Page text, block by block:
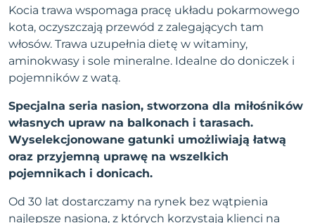
Kocia trawa wspomaga pracę układu pokarmowego
kota, oczyszczają przewód z zalegających tam
włosów. Trawa uzupełnia dietę w witaminy,
aminokwasy i sole mineralne. Idealne do doniczek i
pojemników z watą.
Specjalna seria nasion, stworzona dla miłośników
własnych upraw na balkonach i tarasach.
Wyselekcjonowane gatunki umożliwiają łatwą
oraz przyjemną uprawę na wszelkich
pojemnikach i donicach.
Od 30 lat dostarczamy na rynek bez wątpienia
najlepsze nasiona, z których korzystają klienci na